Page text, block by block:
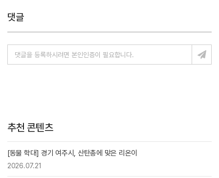
댓글
추천 콘텐츠
[동물 학대] 경기 여주시, 산탄총에 맞은 리온이
2026.07.21